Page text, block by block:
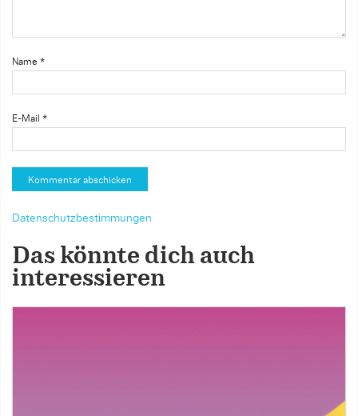
Name *
E-Mail *
Datenschutzbestimmungen
Das könnte dich auch
interessieren